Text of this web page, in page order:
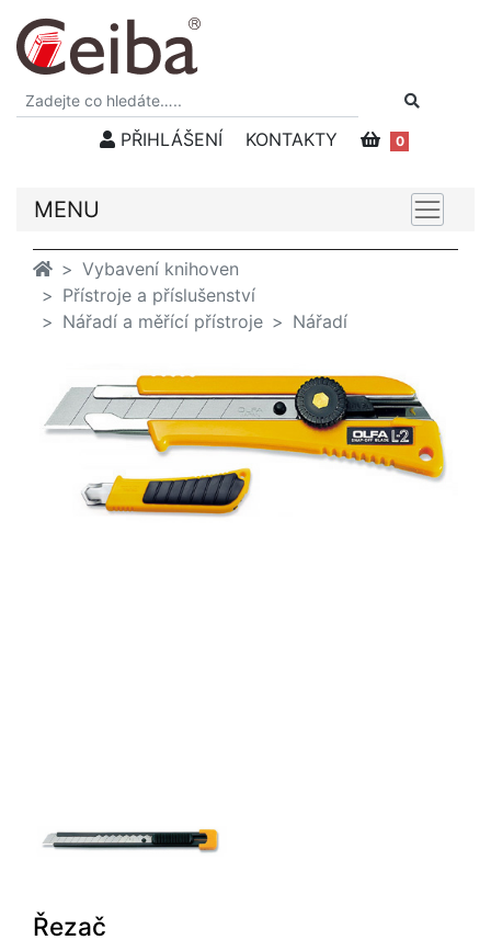
PŘIHLÁŠENÍ KONTAKTY 0
MENU
Vybavení knihoven
Přístroje a příslušenství
Nářadí a měřící přístroje
Nářadí
Řezač